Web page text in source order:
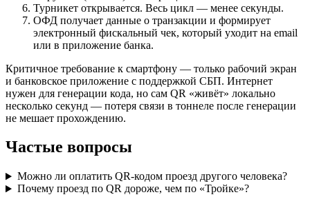
Турникет открывается. Весь цикл — менее секунды.
ОФД получает данные о транзакции и формирует
электронный фискальный чек, который уходит на email
или в приложение банка.
Критичное требование к смартфону — только рабочий экран
и банковское приложение с поддержкой СБП. Интернет
нужен для генерации кода, но сам QR «живёт» локально
несколько секунд — потеря связи в тоннеле после генерации
не мешает прохождению.
Частые вопросы
Можно ли оплатить QR-кодом проезд другого человека?
Почему проезд по QR дороже, чем по «Тройке»?